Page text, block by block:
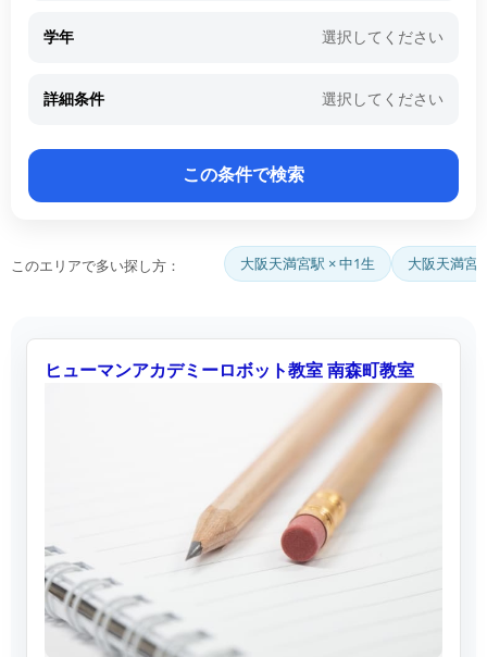
学年 選択してください
詳細条件 選択してください
このエリアで多い探し方： 大阪天満宮駅 × 中1生 大阪天満宮
ヒューマンアカデミーロボット教室 南森町教室